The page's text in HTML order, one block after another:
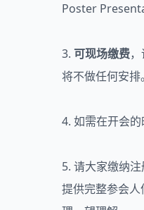
Poster
3. 可现场缴费
将不做任何安排。
4. 如需在开会
5. 请大家缴纳
提供完整参会